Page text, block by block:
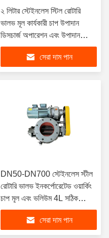
২ লিটার স্টেইনলেস স্টিল রোটারি
ভালভ মূল কার্যকারী চাপ উপাদান
ডিসচার্জ অপারেশন এবং উপাদান
হ্যান্ডেলিংয়ের জন্য ডিজাইন করা
সেরা দাম পান
DN50-DN700 স্টেইনলেস স্টীল
রোটারি ভালভ ইনকর্পোরেটেড ওয়ার্কিং
চাপ মূল এবং ভলিউম 4L সঠিক
উপাদান খাওয়ানোর জন্য
সেরা দাম পান